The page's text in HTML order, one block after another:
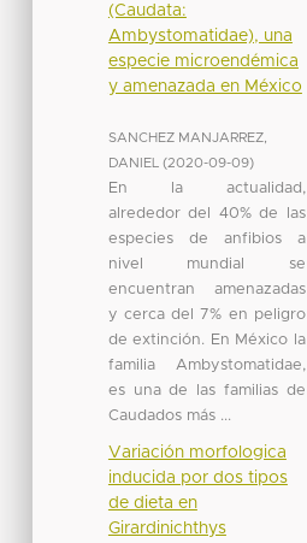
(Caudata:
Ambystomatidae), una
especie microendémica
y amenazada en México
SANCHEZ MANJARREZ,
DANIEL
(2020-09-09)
En la actualidad,
alrededor del 40% de las
especies de anfibios a
nivel mundial se
encuentran amenazadas
y cerca del 7% en peligro
de extinción. En México la
familia Ambystomatidae,
es una de las familias de
Caudados más ...
Variación morfologica
inducida por dos tipos
de dieta en
Girardinichthys